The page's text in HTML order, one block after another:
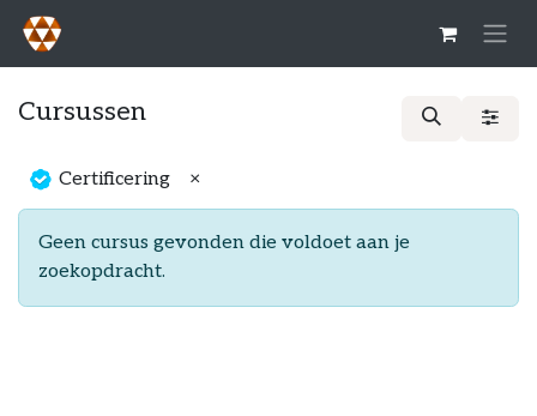
Overslaan naar inhoud
Cursussen
Certificering ×
Geen cursus gevonden die voldoet aan je
zoekopdracht.